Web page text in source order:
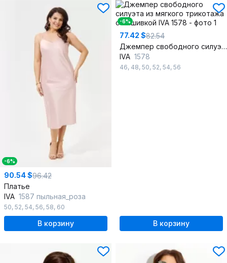
-6%
90.54 $96.42
Платье
IVA 1587 пыльная_роза
50, 52, 54, 56, 58, 60
В корзину
-6%
77.42 $82.54
Джемпер свободного силуэта из мягкого трикотажа с вышивкой
IVA 1578
46, 48, 50, 52, 54, 56
В корзину